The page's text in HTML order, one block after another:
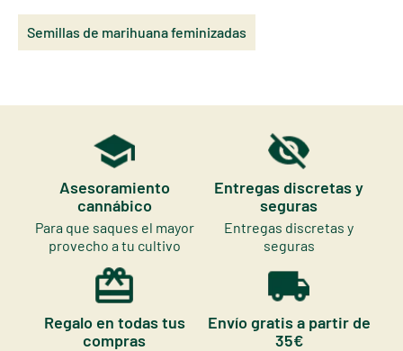
Semillas de marihuana feminizadas
Asesoramiento
cannábico
Para que saques el mayor
provecho a tu cultivo
Entregas discretas y
seguras
Entregas discretas y
seguras
Regalo en todas tus
compras
Envío gratis a partir de
35€